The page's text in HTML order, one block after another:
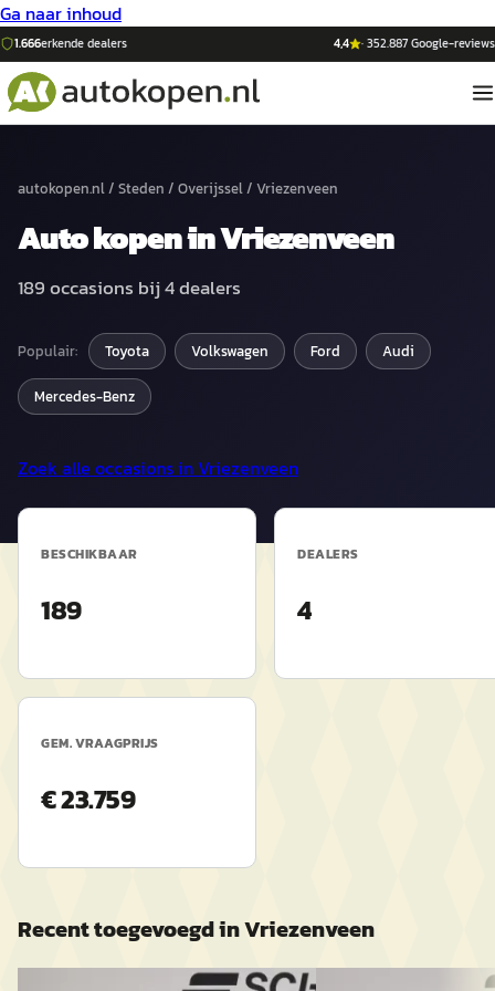
Ga naar inhoud
1.666erkende dealers 4,4 ·352.887Google-reviews
autokopen.nl/ Steden / Overijssel/ Vriezenveen
Autokopen inVriezenveen
189occasions bij4dealers
Populair: Toyota Volkswagen Ford Audi
Mercedes-Benz
Zoek alle occasions inVriezenveen
BESCHIKBAAR
189
DEALERS
4
GEM. VRAAGPRIJS
€ 23.759
Recent toegevoegd inVriezenveen
2026